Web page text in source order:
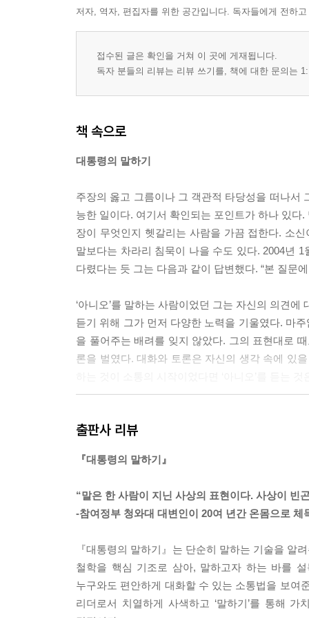
저자, 역자, 편집자를 위한 공간입니다. 독자들에게 전하
접수된 글은 확인을 거쳐 이 곳에 게재됩니다.
독자 분들의 리뷰는 리뷰 쓰기를, 책에 대한 문의는
책 속으로
대통령의 말하기
주장의 옳고 그름이나 그 객관적 타당성을 떠나서
능한 일이다. 여기서 확인되는 포인트가 하나 있
장이 무엇인지 헷갈리는 사람을 가끔 접한다. 소
말보다는 차라리 침묵이 나을 수도 있다. 2004년
다렸다는 듯 그는 다음과 같이 답변했다. “본 질문
‘아니오’를 말하는 사람이었던 그는 자신의 의견
듣기 위해 그가 먼저 다양한 노력을 기울였다. 마
을 풀어주는 배려를 잊지 않았다. 그의 표현대로
론을 벌였다. 대화와 토론은 자신의 생각 속에 있
인터넷 세상에서는 특히 그렇다. 다른 사람의 다
일 대화를 나누던 퇴임 대통령 노무현. 그는 방문
-- p.116
으로 어떻게 하면 문구의 반복을 통해 리듬감을
“독도는 우리 땅입니다. 그냥 우리 땅이 아니라
서 가장 먼저 병탄되었던 우리 땅입니다. 일본이
각 문장의 끝에서 ‘땅입니다’가 네 차례에 걸쳐
출판사 리뷰
『대통령의 말하기』
“말은 한 사람이 지닌 사상의 표현이다. 사상이 빈
-참여정부 청와대 대변인이 20여 년간 온몸으로
『대통령의 말하기』는 단순히 말하는 기술을 알
철학을 핵심 기조로 삼아, 말하고자 하는 바를
누구와도 편안하게 대화할 수 있는 소통법을 보여
리더로서 치열하게 사색하고 ‘말하기’를 통해